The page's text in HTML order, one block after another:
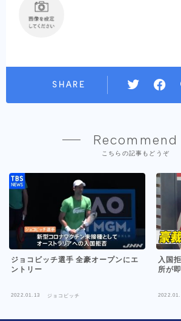
SHARE
Recommend
こちらの記事もどうぞ
ジョコビッチ選手 全豪オープンにエ
ントリー
2022.01.13 ジョコビッチ
入国
所が